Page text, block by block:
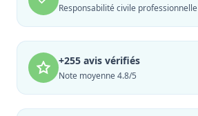
Responsabilité civile professionnelle
+255 avis vérifiés
Note moyenne 4.8/5